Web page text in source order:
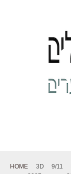
HOME 3D 9/11